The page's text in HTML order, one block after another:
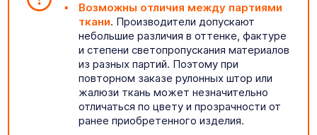
Возможны отличия между партиями
ткани. Производители допускают
небольшие различия в оттенке, фактуре
и степени светопропускания материалов
из разных партий. Поэтому при
повторном заказе рулонных штор или
жалюзи ткань может незначительно
отличаться по цвету и прозрачности от
ранее приобретенного изделия.